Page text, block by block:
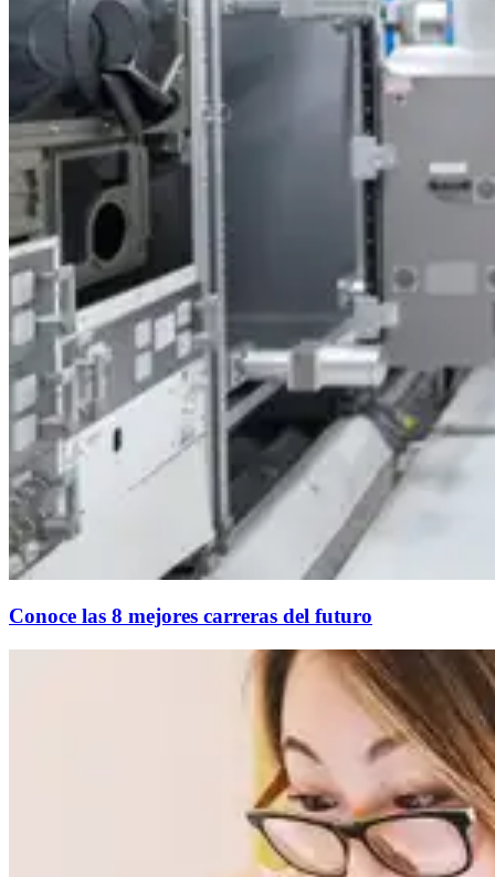
Conoce las 8 mejores carreras del futuro